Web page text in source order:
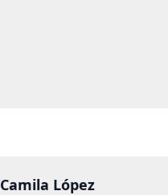
Camila López